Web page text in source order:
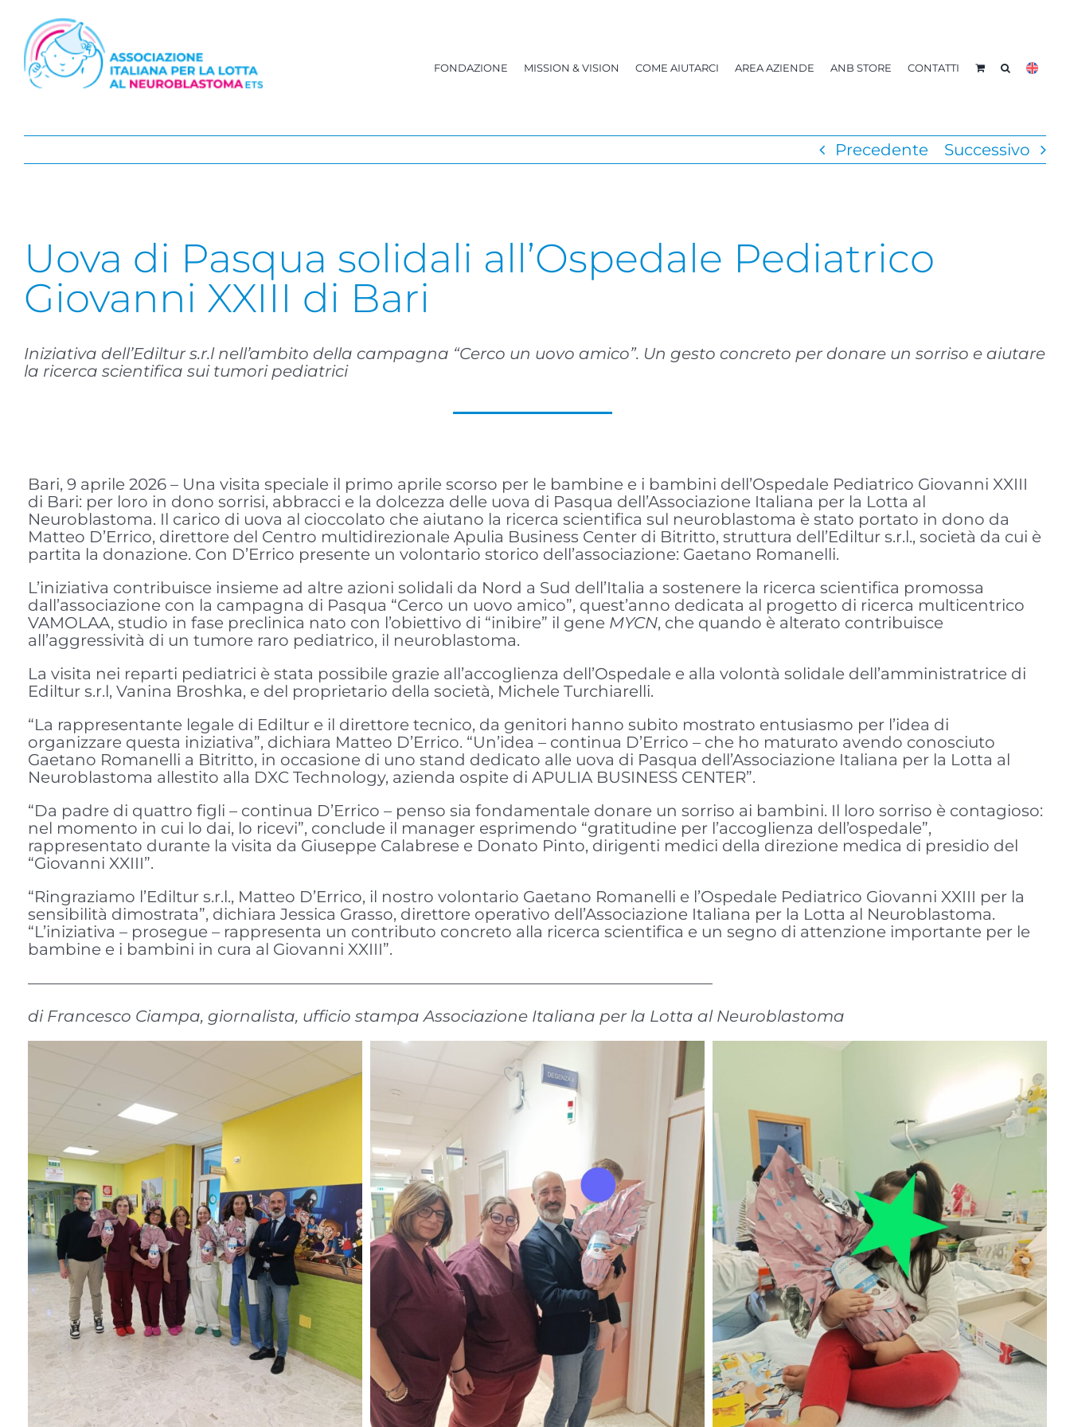
contenuto
FONDAZIONE MISSION & VISION COME AIUTARCI AREA AZIENDE ANB STORE CONTATTI
Precedente Successivo
Uova di Pasqua solidali all’Ospedale Pediatrico
Giovanni XXIII di Bari
Iniziativa dell’Ediltur s.r.l nell’ambito della campagna “Cerco un uovo amico”. Un gesto concreto per donare un sorriso e aiutare
la ricerca scientifica sui tumori pediatrici
Bari, 9 aprile 2026 – Una visita speciale il primo aprile scorso per le bambine e i bambini dell’Ospedale Pediatrico Giovanni XXIII
di Bari: per loro in dono sorrisi, abbracci e la dolcezza delle uova di Pasqua dell’Associazione Italiana per la Lotta al
Neuroblastoma. Il carico di uova al cioccolato che aiutano la ricerca scientifica sul neuroblastoma è stato portato in dono da
Matteo D’Errico, direttore del Centro multidirezionale Apulia Business Center di Bitritto, struttura dell’Ediltur s.r.l., società da cui è
partita la donazione. Con D’Errico presente un volontario storico dell’associazione: Gaetano Romanelli.
L’iniziativa contribuisce insieme ad altre azioni solidali da Nord a Sud dell’Italia a sostenere la ricerca scientifica promossa
dall’associazione con la campagna di Pasqua “Cerco un uovo amico”, quest’anno dedicata al progetto di ricerca multicentrico
VAMOLAA, studio in fase preclinica nato con l’obiettivo di “inibire” il gene MYCN, che quando è alterato contribuisce
all’aggressività di un tumore raro pediatrico, il neuroblastoma.
La visita nei reparti pediatrici è stata possibile grazie all’accoglienza dell’Ospedale e alla volontà solidale dell’amministratrice di
Ediltur s.r.l, Vanina Broshka, e del proprietario della società, Michele Turchiarelli.
“La rappresentante legale di Ediltur e il direttore tecnico, da genitori hanno subito mostrato entusiasmo per l’idea di
organizzare questa iniziativa”, dichiara Matteo D’Errico. “Un’idea – continua D’Errico – che ho maturato avendo conosciuto
Gaetano Romanelli a Bitritto, in occasione di uno stand dedicato alle uova di Pasqua dell’Associazione Italiana per la Lotta al
Neuroblastoma allestito alla DXC Technology, azienda ospite di APULIA BUSINESS CENTER”.
“Da padre di quattro figli – continua D’Errico – penso sia fondamentale donare un sorriso ai bambini. Il loro sorriso è contagioso:
nel momento in cui lo dai, lo ricevi”, conclude il manager esprimendo “gratitudine per l’accoglienza dell’ospedale”,
rappresentato durante la visita da Giuseppe Calabrese e Donato Pinto, dirigenti medici della direzione medica di presidio del
“Giovanni XXIII”.
“Ringraziamo l’Ediltur s.r.l., Matteo D’Errico, il nostro volontario Gaetano Romanelli e l’Ospedale Pediatrico Giovanni XXIII per la
sensibilità dimostrata”, dichiara Jessica Grasso, direttore operativo dell’Associazione Italiana per la Lotta al Neuroblastoma.
“L’iniziativa – prosegue – rappresenta un contributo concreto alla ricerca scientifica e un segno di attenzione importante per le
bambine e i bambini in cura al Giovanni XXIII”.
———————————————————————————————————————————
di Francesco Ciampa, giornalista, ufficio stampa Associazione Italiana per la Lotta al Neuroblastoma